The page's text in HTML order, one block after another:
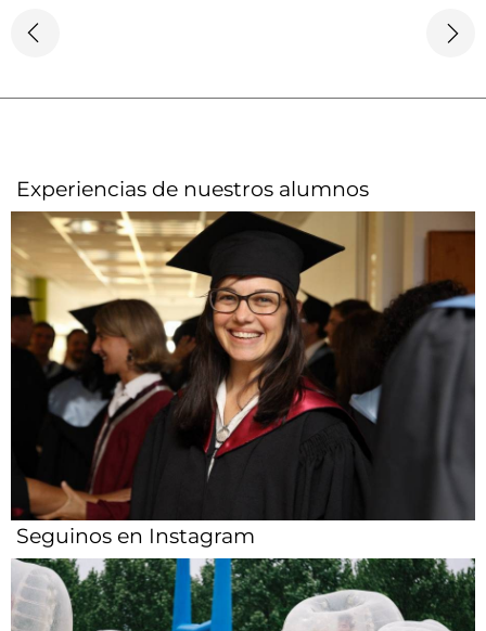
Experiencias de nuestros alumnos​
Seguinos en Instagram